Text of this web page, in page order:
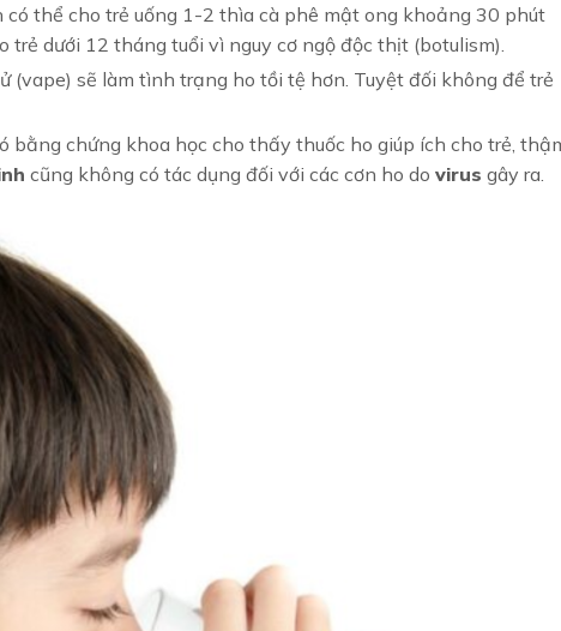
thể cho trẻ uống 1-2 thìa cà phê mật ong khoảng 30 phút
dưới 12 tháng tuổi vì nguy cơ ngộ độc thịt (botulism).
(vape) sẽ làm tình trạng ho tồi tệ hơn. Tuyệt đối không để trẻ
bằng chứng khoa học cho thấy thuốc ho giúp ích cho trẻ,
cũng không có tác dụng đối với các cơn ho do virus gây ra.